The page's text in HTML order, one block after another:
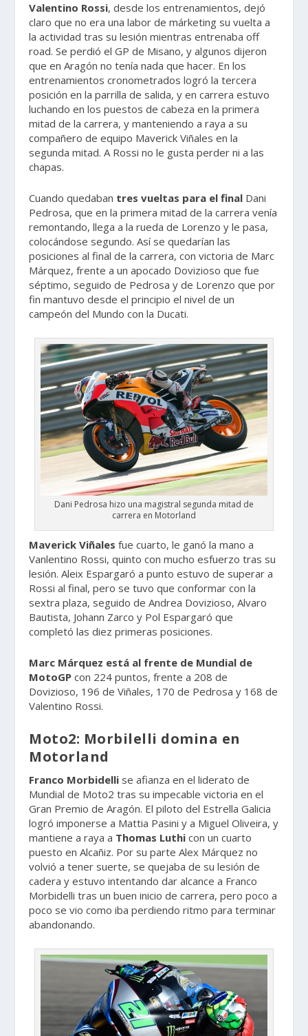
Valentino Rossi, desde los entrenamientos, dejó
claro que no era una labor de márketing su vuelta a
la actividad tras su lesión mientras entrenaba off
road. Se perdió el GP de Misano, y algunos dijeron
que en Aragón no tenía nada que hacer. En los
entrenamientos cronometrados logró la tercera
posición en la parrilla de salida, y en carrera estuvo
luchando en los puestos de cabeza en la primera
mitad de la carrera, y manteniendo a raya a su
compañero de equipo Maverick Viñales en la
segunda mitad. A Rossi no le gusta perder ni a las
chapas.
Cuando quedaban tres vueltas para el final Dani
Pedrosa, que en la primera mitad de la carrera venía
remontando, llega a la rueda de Lorenzo y le pasa,
colocándose segundo. Así se quedarían las
posiciones al final de la carrera, con victoria de Marc
Márquez, frente a un apocado Dovizioso que fue
séptimo, seguido de Pedrosa y de Lorenzo que por
fin mantuvo desde el principio el nivel de un
campeón del Mundo con la Ducati.
Dani Pedrosa hizo una magistral segunda mitad de
carrera en Motorland
Maverick Viñales fue cuarto, le ganó la mano a
Vanlentino Rossi, quinto con mucho esfuerzo tras su
lesión. Aleix Espargaró a punto estuvo de superar a
Rossi al final, pero se tuvo que conformar con la
sextra plaza, seguido de Andrea Dovizioso, Alvaro
Bautista, Johann Zarco y Pol Espargaró que
completó las diez primeras posiciones.
Marc Márquez está al frente de Mundial de
MotoGP con 224 puntos, frente a 208 de
Dovizioso, 196 de Viñales, 170 de Pedrosa y 168 de
Valentino Rossi.
Moto2: Morbilelli domina en
Motorland
Franco Morbidelli se afianza en el liderato de
Mundial de Moto2 tras su impecable victoria en el
Gran Premio de Aragón. El piloto del Estrella Galicia
logró imponerse a Mattia Pasini y a Miguel Oliveira, y
mantiene a raya a Thomas Luthi con un cuarto
puesto en Alcañiz. Por su parte Alex Márquez no
volvió a tener suerte, se quejaba de su lesión de
cadera y estuvo intentando dar alcance a Franco
Morbidelli tras un buen inicio de carrera, pero poco a
poco se vio como iba perdiendo ritmo para terminar
abandonando.